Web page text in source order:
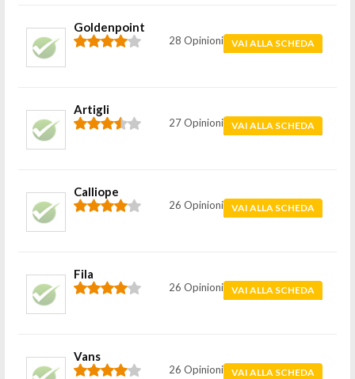
Goldenpoint
28 Opinioni VAI ALLA SCHEDA
Artigli
27 Opinioni VAI ALLA SCHEDA
Calliope
26 Opinioni VAI ALLA SCHEDA
Fila
26 Opinioni VAI ALLA SCHEDA
Vans
26 Opinioni VAI ALLA SCHEDA